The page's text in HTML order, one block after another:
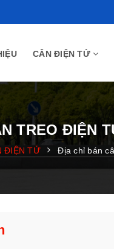
CÂN ĐIỆN TỬ
TREO ĐIỆN
ĐIỆN TỬ Địa chỉ bán